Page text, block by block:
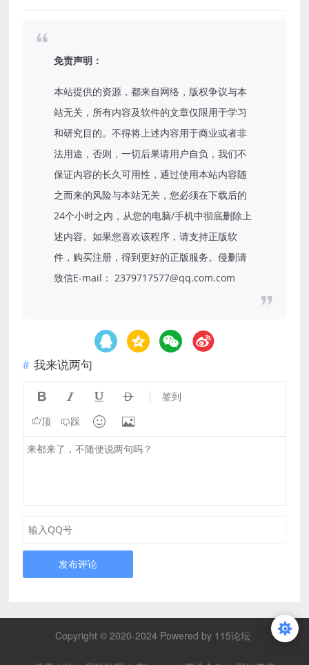
免责声明：
本站提供的资源，都来自网络，版权争议与本
站无关，所有内容及软件的文章仅限用于学习
和研究目的。不得将上述内容用于商业或者非
法用途，否则，一切后果请用户自负，我们不
保证内容的长久可用性，通过使用本站内容随
之而来的风险与本站无关，您必须在下载后的
24个小时之内，从您的电脑/手机中彻底删除上
述内容。如果您喜欢该程序，请支持正版软
件，购买注册，得到更好的正版服务。侵删请
致信E-mail： 2379717577@qq.com.com
我来说两句
    签到
顶 踩  
发布评论
Copyright © 2020-2024 Powered by 115论坛